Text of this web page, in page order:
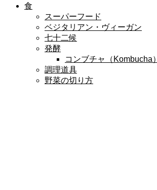
食
スーパーフード
ベジタリアン・ヴィーガン
七十二候
発酵
コンブチャ（Kombucha）
調理道具
野菜の切り方